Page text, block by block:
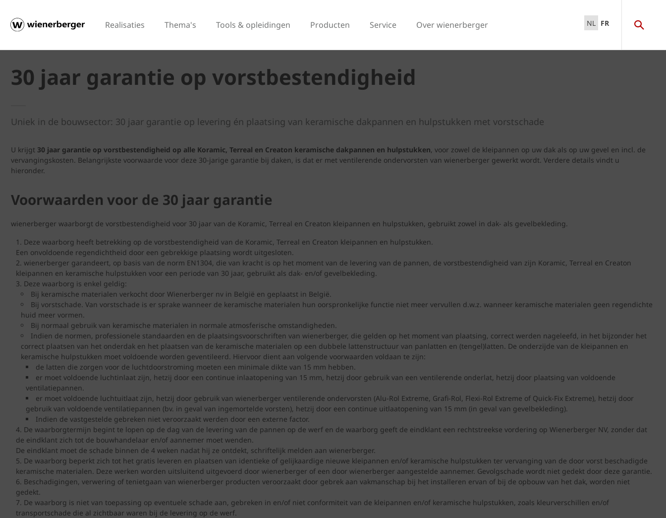
Realisaties Thema's Tools & opleidingen Producten Service Over wienerberger NL FR
30 jaar garantie op vorstbestendigheid
Uniek in de bouwsector: 30 jaar garantie op levering én plaatsing van keramische dakpannen en hulpstukken met vorstschade
U krijgt 30 jaar garantie op vorstbestendigheid op alle Koramic, Terreal en Creaton keramische dakpannen en hulpstukken, voor zowel de kleipannen op uw dak als op uw gevel en incl. de
vervangingskosten. Belangrijkste voorwaarde voor deze 30-jarige garantie bij daken, is dat er met ventilerende ondervorsten van wienerberger gewerkt wordt. Verdere details vindt u
hieronder.
Voorwaarden voor de 30 jaar garantie
wienerberger waarborgt de vorstbestendigheid voor 30 jaar van de Koramic, Terreal en Creaton kleipannen en hulpstukken, gebruikt zowel in dak- als gevelbekleding.
Deze waarborg heeft betrekking op de vorstbestendigheid van de Koramic, Terreal en Creaton kleipannen en hulpstukken.
Een onvoldoende regendichtheid door een gebrekkige plaatsing wordt uitgesloten.
wienerberger garandeert, op basis van de norm EN1304, die van kracht is op het moment van de levering van de pannen, de vorstbestendigheid van zijn Koramic, Terreal en Creaton
kleipannen en keramische hulpstukken voor een periode van 30 jaar, gebruikt als dak- en/of gevelbekleding.
Deze waarborg is enkel geldig:
Bij keramische materialen verkocht door Wienerberger nv in België en geplaatst in België.
Bij vorstschade. Van vorstschade is er sprake wanneer de keramische materialen hun oorspronkelijke functie niet meer vervullen d.w.z. wanneer keramische materialen geen regendichte
huid meer vormen.
Bij normaal gebruik van keramische materialen in normale atmosferische omstandigheden.
Indien de normen, professionele standaarden en de plaatsingsvoorschriften van wienerberger, die gelden op het moment van plaatsing, correct werden nageleefd, in het bijzonder het
correct plaatsen van het onderdak en het plaatsen van de keramische materialen op een dubbele lattenstructuur van panlatten en (tengel)latten. De onderzijde van de kleipannen en
keramische hulpstukken moet voldoende worden geventileerd. Hiervoor dient aan volgende voorwaarden voldaan te zijn:
de latten die zorgen voor de luchtdoorstroming moeten een minimale dikte van 15 mm hebben.
er moet voldoende luchtinlaat zijn, hetzij door een continue inlaatopening van 15 mm, hetzij door gebruik van een ventilerende onderlat, hetzij door plaatsing van voldoende
ventilatiepannen.
er moet voldoende luchtuitlaat zijn, hetzij door gebruik van wienerberger ventilerende ondervorsten (Alu-Rol Extreme, Grafi-Rol, Flexi-Rol Extreme of Quick-Fix Extreme), hetzij door
gebruik van voldoende ventilatiepannen (bv. in geval van ingemortelde vorsten), hetzij door een continue uitlaatopening van 15 mm (in geval van gevelbekleding).
Indien de vastgestelde gebreken niet veroorzaakt werden door een externe factor.
De waarborgtermijn begint te lopen op de dag van de levering van de pannen op de werf en de waarborg geeft de eindklant een rechtstreekse vordering op Wienerberger NV, zonder dat
de eindklant zich tot de bouwhandelaar en/of aannemer moet wenden.
De eindklant moet de schade binnen de 4 weken nadat hij ze ontdekt, schriftelijk melden aan wienerberger.
De waarborg beperkt zich tot het gratis leveren en plaatsen van identieke of gelijkaardige nieuwe kleipannen en/of keramische hulpstukken ter vervanging van de door vorst beschadigde
keramische materialen. Deze werken worden uitsluitend uitgevoerd door wienerberger of een door wienerberger aangestelde aannemer. Gevolgschade wordt niet gedekt door deze garantie.
Beschadigingen, verwering of tenietgaan van wienerberger producten veroorzaakt door gebrek aan vakmanschap bij het installeren ervan of bij de opbouw van het dak, worden niet
gedekt.
De waarborg is niet van toepassing op eventuele schade aan, gebreken in en/of niet conformiteit van de kleipannen en/of keramische hulpstukken, zoals kleurverschillen en/of
transportschade die al zichtbaar waren bij de levering op de werf.